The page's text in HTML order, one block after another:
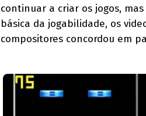
continuar a criar os jogos,
básica da jogabilidade, os
compositores concordou em